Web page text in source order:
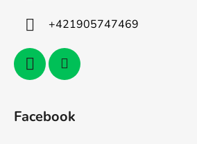
+421905747469
Facebook